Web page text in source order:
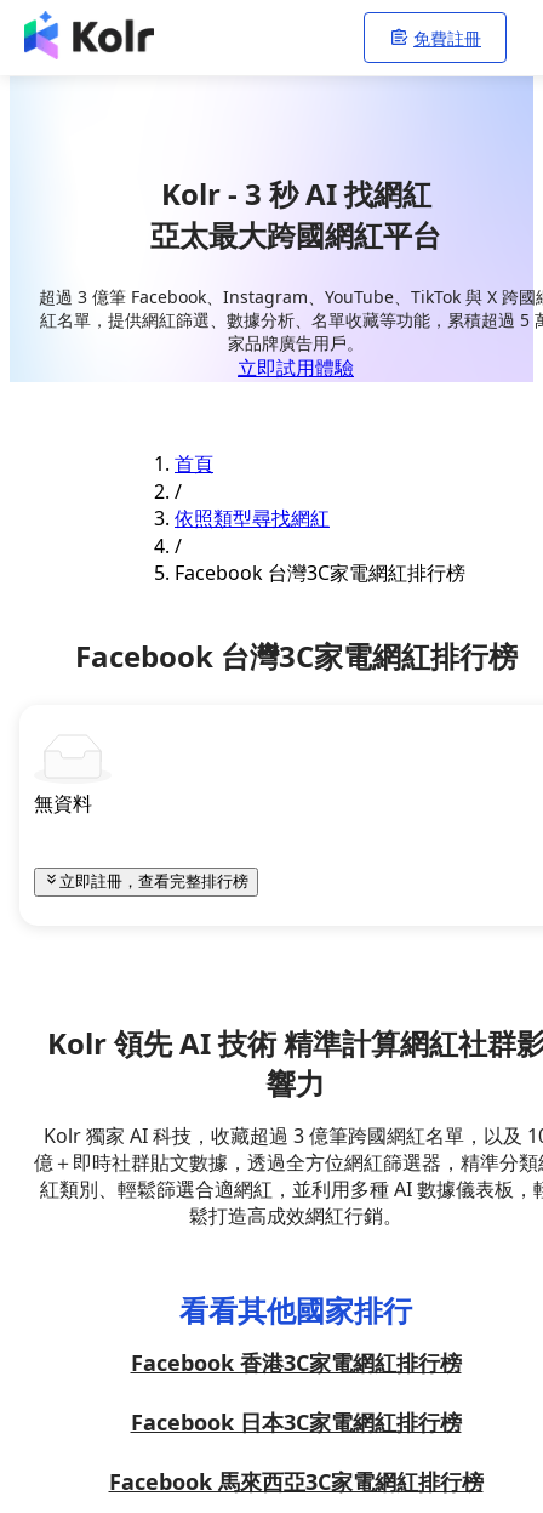
免費註冊
Kolr - 3 秒 AI 找網紅
亞太最大跨國網紅平台
超過 3 億筆 Facebook、Instagram、YouTube、TikTok 與 X 跨國
紅名單，提供網紅篩選、數據分析、名單收藏等功能，累積超過 5
家品牌廣告用戶。
立即試用體驗
首頁
/
依照類型尋找網紅
/
Facebook 台灣3C家電網紅排行榜
Facebook 台灣3C家電網紅排行榜
無資料
立即註冊，查看完整排行榜
Kolr 領先 AI 技術 精準計算網紅社群
響力
Kolr 獨家 AI 科技，收藏超過 3 億筆跨國網紅名單，以及
億＋即時社群貼文數據，透過全方位網紅篩選器，精準分類
紅類別、輕鬆篩選合適網紅，並利用多種 AI 數據儀表板，
鬆打造高成效網紅行銷。
看看其他國家排行
Facebook 香港3C家電網紅排行榜
Facebook 日本3C家電網紅排行榜
Facebook 馬來西亞3C家電網紅排行榜